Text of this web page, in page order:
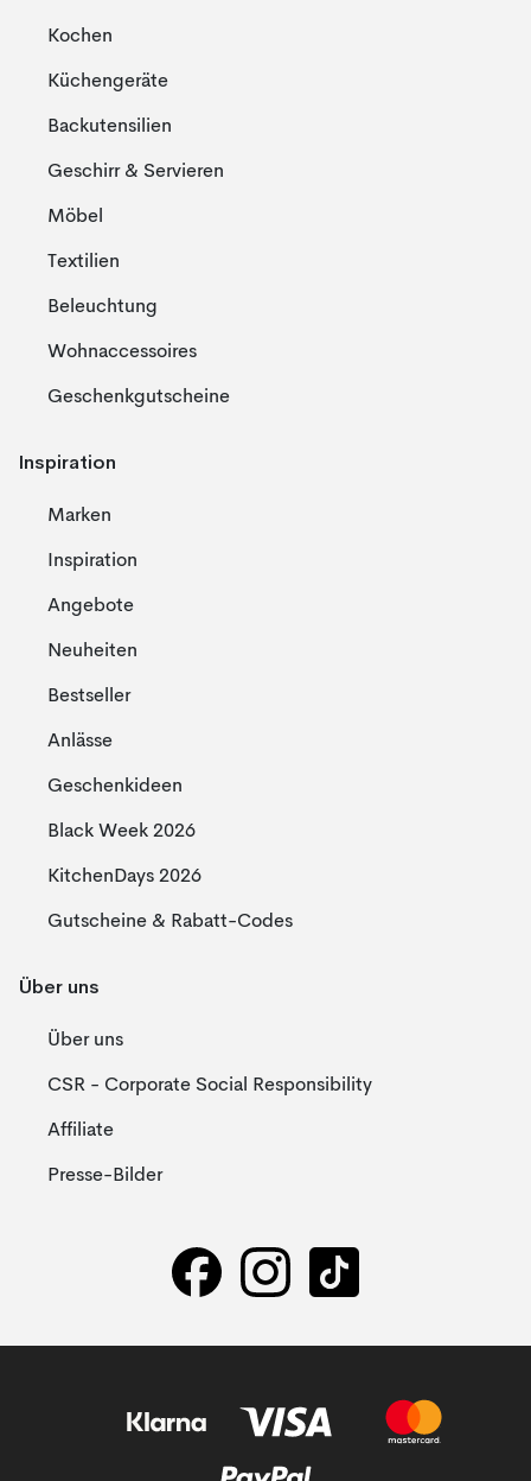
Kochen
Küchengeräte
Backutensilien
Geschirr & Servieren
Möbel
Textilien
Beleuchtung
Wohnaccessoires
Geschenkgutscheine
Inspiration
Marken
Inspiration
Angebote
Neuheiten
Bestseller
Anlässe
Geschenkideen
Black Week 2026
KitchenDays 2026
Gutscheine & Rabatt-Codes
Über uns
Über uns
CSR - Corporate Social Responsibility
Affiliate
Presse-Bilder